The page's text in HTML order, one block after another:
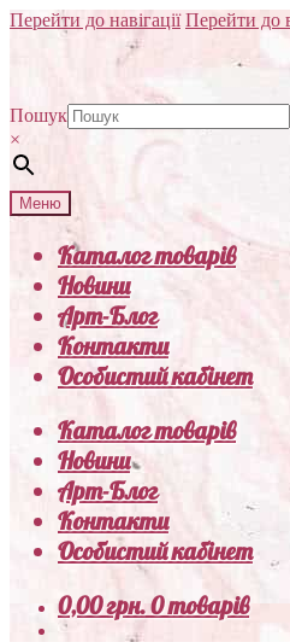
Перейти до навігації Перейти до
Пошук
×
Меню
Каталог товарів
Новини
Арт-Блог
Контакти
Особистий кабінет
Каталог товарів
Новини
Арт-Блог
Контакти
Особистий кабінет
0,00грн.0 товарів